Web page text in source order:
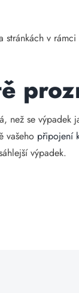
stránkách v
než se výpadek
vašeho připojení
výpadek.